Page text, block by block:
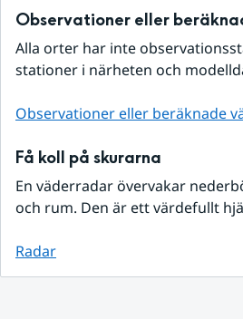
Observationer eller
Alla orter har inte
stationer i närheten och
Observationer eller beräknade
Få koll på skurarna
En väderradar övervakar
och rum. Den är ett värdefullt
Radar